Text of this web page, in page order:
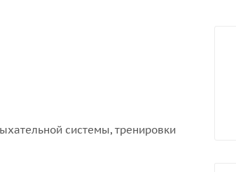
системы, тренировки